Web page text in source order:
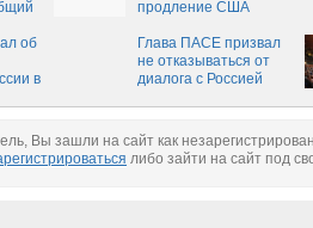
продление США
санкций
об
в
Глава ПАСЕ призвал
не отказываться от
диалога с Россией
Вы зашли на сайт как
либо зайти на сайт под